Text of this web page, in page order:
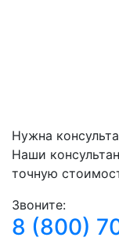
Нужна
Наши
точную
Звоните:
8 (800)